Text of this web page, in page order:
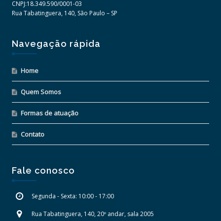
CNPJ:18.349.590/0001-03
Rua Tabatinguera, 140, São Paulo – SP
Navegação rápida
Home
Quem Somos
Formas de atuação
Contato
Fale conosco
Segunda - Sexta: 10:00 - 17:00
Rua Tabatinguera, 140, 20º andar, sala 2005